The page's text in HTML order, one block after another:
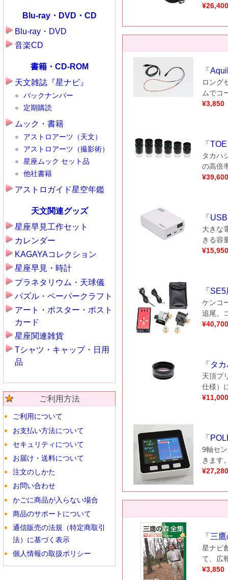
Blu-ray・DVD・CD
Blu-ray・DVD
音楽CD
書籍・CD-ROM
天文雑誌『星ナビ』
バックナンバー
定期購読
ムック・書籍
アストロアーツ（天文）
アストロアーツ（撮影術）
星座ムック セット品
他社書籍
アストロガイド星空年鑑
天文関連グッズ
星座早見工作セット
カレンダー
KAGAYAコレクション
星座早見・時計
プラネタリウム・天球儀
パズル・ペーパークラフト
アート・ポスター・ポスト
カード
星座関連雑貨
Tシャツ・キャップ・日用
品
ご利用方法
ご利用について
お支払い方法について
セキュリティについて
お届け・送料について
注文のしかた
お問い合わせ
かごに商品が入らない場合
商品のサポートについて
通信販売の法規（特定商取引
法）に基づく表示
個人情報の取扱ポリシー
¥26,400
「
ロング
ムでコ
¥3,850
「
タカハ
の高倍
¥39,600
「
大きな
きる容
¥15,950
「 SE5
ケンコ
追尾。
¥40,700
「 タ
天頂プ
仕様）
¥11,000
「
9軸セ
きます
¥27,280
「 三
星ナビ
て、広
¥3,850